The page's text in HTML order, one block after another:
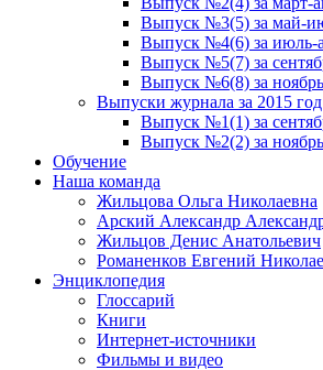
Выпуск №3(5) за май-
Выпуск №4(6) за июль-
Выпуск №5(7) за
Выпуск №6(8) за
Выпуски журнала за 2015 год
Выпуск №1(1) за
Выпуск №2(2) за
Обучение
Наша команда
Жильцова Ольга Николаевна
Арский Александр
Жильцов Денис Анатольевич
Романенков Евгений
Энциклопедия
Глоссарий
Книги
Интернет-источники
Фильмы и видео